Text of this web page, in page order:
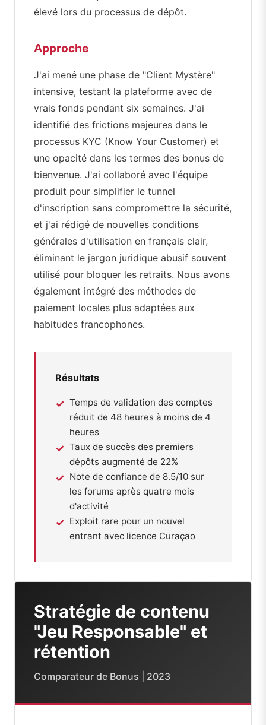
élevé lors du processus de dépôt.
Approche
J'ai mené une phase de "Client Mystère"
intensive, testant la plateforme avec de
vrais fonds pendant six semaines. J'ai
identifié des frictions majeures dans le
processus KYC (Know Your Customer) et
une opacité dans les termes des bonus de
bienvenue. J'ai collaboré avec l'équipe
produit pour simplifier le tunnel
d'inscription sans compromettre la sécurité,
et j'ai rédigé de nouvelles conditions
générales d'utilisation en français clair,
éliminant le jargon juridique abusif souvent
utilisé pour bloquer les retraits. Nous avons
également intégré des méthodes de
paiement locales plus adaptées aux
habitudes francophones.
Résultats
Temps de validation des comptes
réduit de 48 heures à moins de 4
heures
Taux de succès des premiers
dépôts augmenté de 22%
Note de confiance de 8.5/10 sur
les forums après quatre mois
d'activité
Exploit rare pour un nouvel
entrant avec licence Curaçao
Stratégie de contenu
"Jeu Responsable" et
rétention
Comparateur de Bonus | 2023